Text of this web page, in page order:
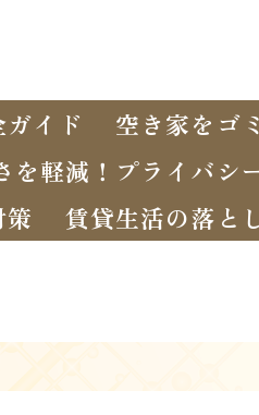
イド
空き家をゴ
を軽減！プライバシ
賃貸生活の落と